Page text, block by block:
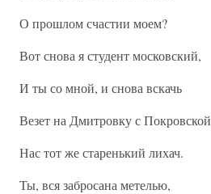
О прошлом счастии моем?
Вот снова я студент московский,
И ты со мной, и снова вскачь
Везет на Дмитровку с Покровской
Нас тот же старенький лихач.
Ты, вся забросана метелью,